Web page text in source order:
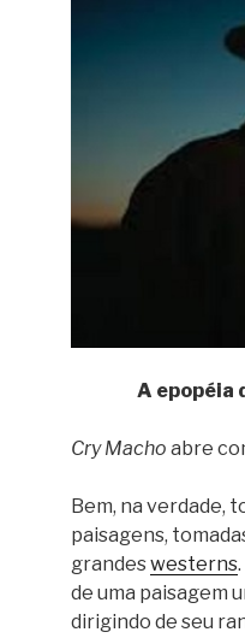
A epopéia
Cry Macho abre
Bem, na verdade,
paisagens,
grandeswesterns
de uma paisagem
dirigindo de seu